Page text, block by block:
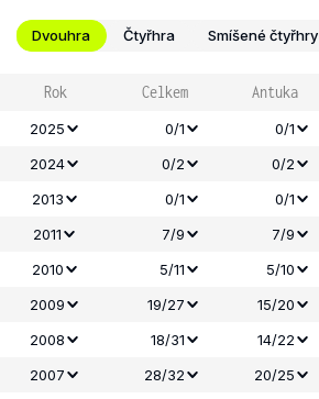
Dvouhra Čtyřhra Smíšené čtyřhry
Rok Celkem Antuka
2025 0/1 0/1
2024 0/2 0/2
2013 0/1 0/1
2011 7/9 7/9
2010 5/11 5/10
2009 19/27 15/20
2008
18/31 14/22
2007
28/32 20/25